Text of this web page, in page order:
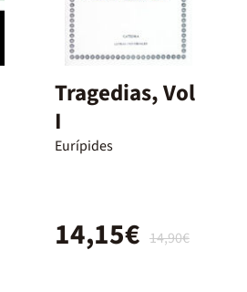
Tragedias, Vol
I
Eurípides
14,90€
14,15€